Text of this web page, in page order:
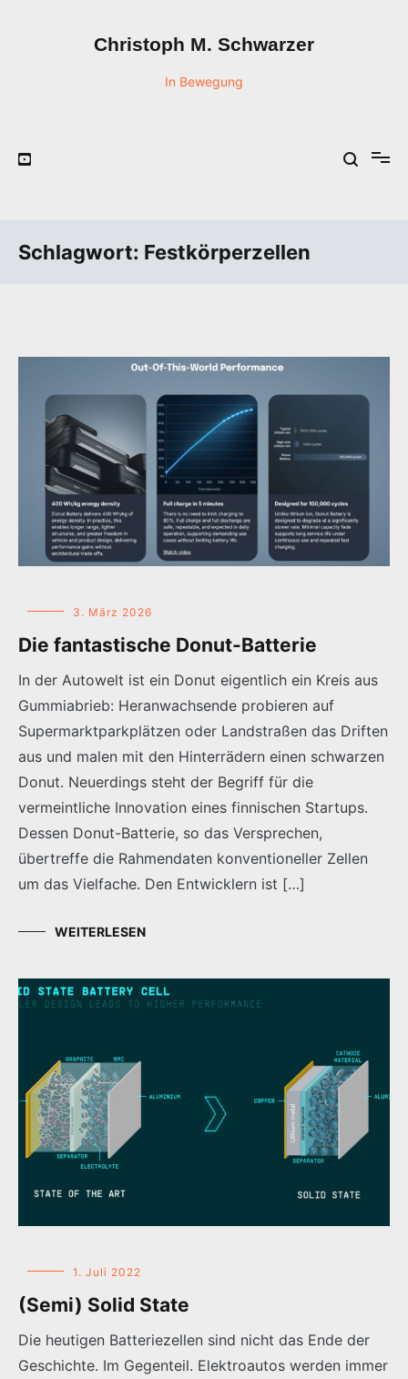
Christoph M. Schwarzer
In Bewegung
Schlagwort: Festkörperzellen
3. März 2026
Die fantastische Donut-Batterie
In der Autowelt ist ein Donut eigentlich ein Kreis aus
Gummiabrieb: Heranwachsende probieren auf
Supermarktparkplätzen oder Landstraßen das Driften
aus und malen mit den Hinterrädern einen schwarzen
Donut. Neuerdings steht der Begriff für die
vermeintliche Innovation eines finnischen Startups.
Dessen Donut-Batterie, so das Versprechen,
übertreffe die Rahmendaten konventioneller Zellen
um das Vielfache. Den Entwicklern ist […]
WEITERLESEN
1. Juli 2022
(Semi) Solid State
Die heutigen Batteriezellen sind nicht das Ende der
Geschichte. Im Gegenteil. Elektroautos werden immer